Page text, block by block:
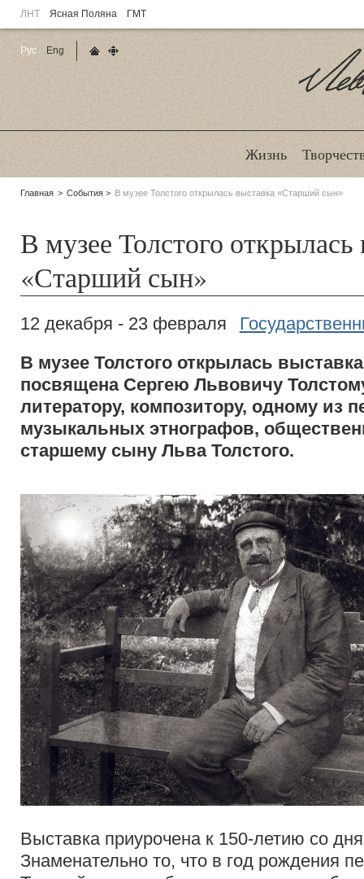
ЛНТ Ясная Поляна ГМТ
Жизнь
Родительские
Главная События В музее Толстого открылась выставка «Старший сын»
В музее Толстого открылась
«Старший сын»
12 декабря - 23 февраля
В музее Толстого открылась
посвящена Сергею Львовичу
литератору, композитору, одному из
музыкальных этнографов,
старшему сыну Льва Толстого.
Выставка приурочена к 150-летию со
Знаменательно то, что в год рождения
Рус
Eng